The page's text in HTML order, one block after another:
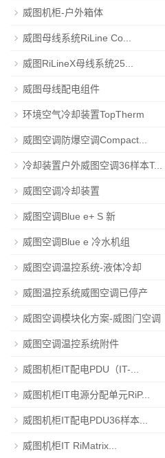
威图机柜-户外箱体
威图母线系统RiLine Co...
威图RiLineX母线系统25...
威图母线配电组件
环境空气冷却装置TopTherm
威图空调防爆空调Compact...
冷却装置户外威图空调36样本T...
威图空调冷却装置
威图空调Blue e+ S 新
威图空调Blue e 冷水机组
威图空调温控系统-液体冷却
威图温控系统威图空调已停产
威图空调模块化方案-威图门空调
威图空调温控系统附件
威图机柜IT配电PDU（IT-...
威图机柜IT电源分配单元RiP...
威图机柜IT配电PDU36样本...
威图机柜IT RiMatrix...